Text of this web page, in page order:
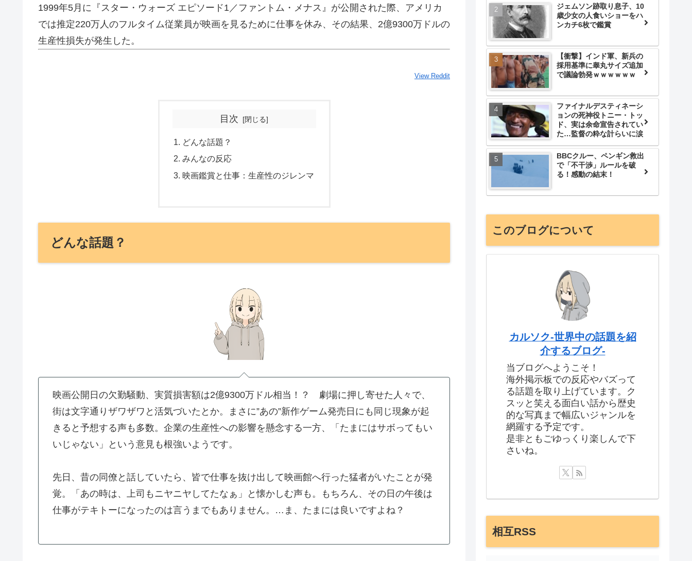
1999年5月に『スター・ウォーズ エピソード1／ファントム・メナス』が公開された際、アメリカ
では推定220万人のフルタイム従業員が映画を見るために仕事を休み、その結果、2億9300万ドルの
生産性損失が発生した。
View Reddit
目次
どんな話題？
みんなの反応
映画鑑賞と仕事：生産性のジレンマ
どんな話題？
映画公開日の欠勤騒動、実質損害額は2億9300万ドル相当！？ 劇場に押し寄せた人々で、
街は文字通りザワザワと活気づいたとか。まさに”あの”新作ゲーム発売日にも同じ現象が起
きると予想する声も多数。企業の生産性への影響を懸念する一方、「たまにはサボってもい
いじゃない」という意見も根強いようです。
先日、昔の同僚と話していたら、皆で仕事を抜け出して映画館へ行った猛者がいたことが発
覚。「あの時は、上司もニヤニヤしてたなぁ」と懐かしむ声も。もちろん、その日の午後は
仕事がテキトーになったのは言うまでもありません。…ま、たまには良いですよね？
ジェムソン跡取り息子、10
歳少女の人食いショーをハ
ンカチ6枚で鑑賞
【衝撃】インド軍、新兵の
採用基準に睾丸サイズ追加
で議論勃発ｗｗｗｗｗｗ
ファイナルデスティネーシ
ョンの死神役トニー・トッ
ド、実は余命宣告されてい
た…監督の粋な計らいに涙
BBCクルー、ペンギン救出
で「不干渉」ルールを破
る！感動の結末！
このブログについて
カルソク-世界中の話題を紹
介するブログ-
当ブログへようこそ！
海外掲示板での反応やバズって
る話題を取り上げています。ク
スッと笑える面白い話から歴史
的な写真まで幅広いジャンルを
網羅する予定です。
是非ともごゆっくり楽しんで下
さいね。
相互RSS